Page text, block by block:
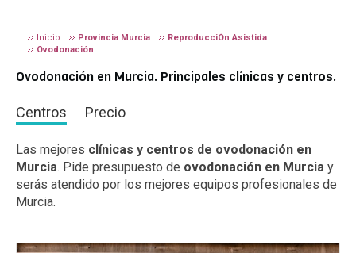
Inicio Provincia Murcia
ReproducciÓn Asistida
Ovodonación
Ovodonación en Murcia. Principales clínicas y centros.
Centros Precio
Las mejores clínicas y centros de ovodonación en
Murcia. Pide presupuesto de ovodonación en Murcia y
serás atendido por los mejores equipos profesionales de
Murcia.